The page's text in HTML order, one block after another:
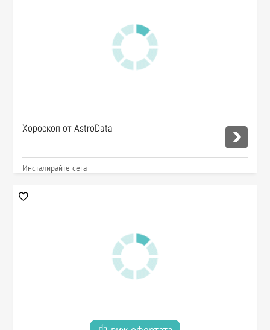
Хороскоп от AstroData
Инсталирайте сега